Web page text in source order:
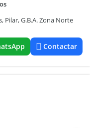
Pilar, G.B.A. Zona Norte
Contactar